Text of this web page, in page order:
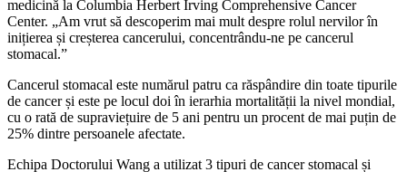
medicină la Columbia Herbert Irving Comprehensive Cancer
Center. „Am vrut să descoperim mai mult despre rolul nervilor în
inițierea și creșterea cancerului, concentrându-ne pe cancerul
stomacal.”
Cancerul stomacal este numărul patru ca răspândire din toate tipurile
de cancer și este pe locul doi în ierarhia mortalității la nivel mondial,
cu o rată de supraviețuire de 5 ani pentru un procent de mai puțin de
25% dintre persoanele afectate.
Echipa Doctorului Wang a utilizat 3 tipuri de cancer stomacal și